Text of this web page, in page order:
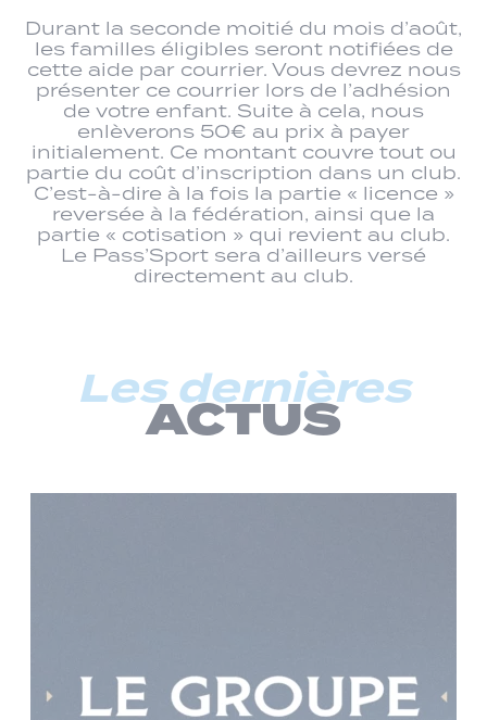
Durant la seconde moitié du mois d’août,
les familles éligibles seront notifiées de
cette aide par courrier. Vous devrez nous
présenter ce courrier lors de l’adhésion
de votre enfant. Suite à cela, nous
enlèverons 50€ au prix à payer
initialement. Ce montant couvre tout ou
partie du coût d’inscription dans un club.
C’est-à-dire à la fois la partie « licence »
reversée à la fédération, ainsi que la
partie « cotisation » qui revient au club.
Le Pass’Sport sera d’ailleurs versé
directement au club.
Les dernières
ACTUS